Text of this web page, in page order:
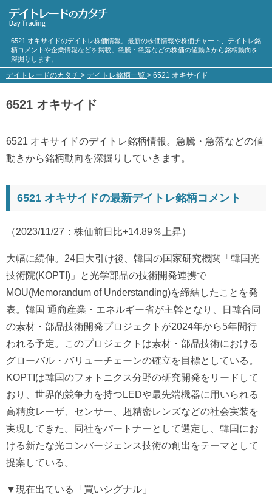
6521 オキサイドのデイトレ株価情報。最新の株価情報や株価チャート、デイトレ銘
柄コメントや企業情報などを掲載。急騰・急落などの株価の値動きから銘柄動向を
深掘りします。
デイトレードのカタチ > デイトレ銘柄一覧 > 6521 オキサイド
6521 オキサイド
6521 オキサイドのデイトレ銘柄情報。急騰・急落などの値
動きから銘柄動向を深掘りしていきます。
6521 オキサイドの最新デイトレ銘柄コメント
（2023/11/27：株価前日比+14.89％上昇）
大幅に続伸。24日大引け後、韓国の国家研究機関「韓国光
技術院(KOPTI)」と光学部品の技術開発連携で
MOU(Memorandum of Understanding)を締結したことを発
表。韓国 通商産業・エネルギー省が主幹となり、日韓合同
の素材・部品技術開発プロジェクトが2024年から5年間行
われる予定。このプロジェクトは素材・部品技術における
グローバル・バリューチェーンの確立を目標としている。
KOPTIは韓国のフォトニクス分野の研究開発をリードして
おり、世界的競争力を持つLEDや最先端機器に用いられる
高精度レーザ、センサー、超精密レンズなどの社会実装を
実現してきた。同社をパートナーとして選定し、韓国にお
ける新たな光コンバージェンス技術の創出をテーマとして
提案している。
▼現在出ている「買いシグナル」